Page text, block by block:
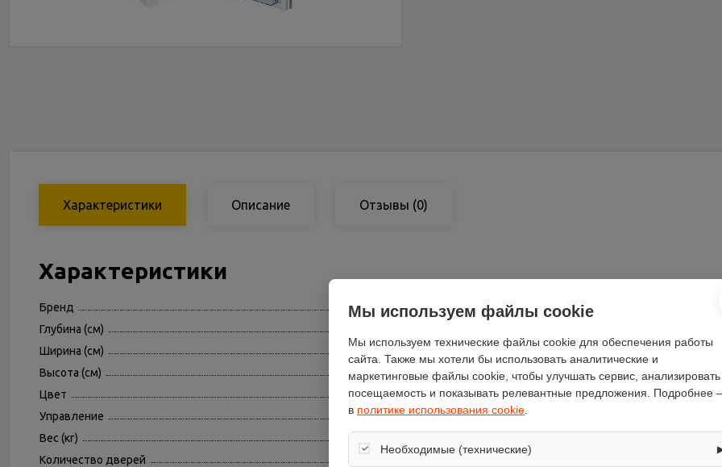
Характеристики Описание Отзывы (0)
Характеристики
Бренд
Бирюса
Глубина (см)
Ширина (см)
Высота (см)
122.5
Цвет
белый
Управление
Вес (кг)
Количество дверей
Мы используем файлы cookie
Мы используем технические файлы cookie для обеспечения работы
сайта. Также мы хотели бы использовать аналитические и
маркетинговые файлы cookie, чтобы улучшать сервис, анализировать
посещаемость и показывать релевантные предложения. Подробнее
в политике использования cookie
Необходимые (технические)